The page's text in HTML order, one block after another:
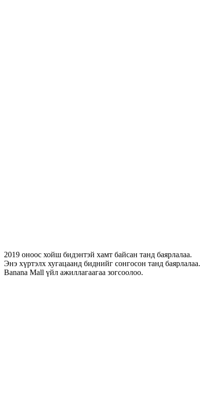
2019 оноос хойш бидэнтэй хамт байсан танд баярлалаа.
Энэ хүртэлх хугацаанд биднийг сонгосон танд баярлалаа.
Banana Mall үйл ажиллагаагаа зогсоолоо.